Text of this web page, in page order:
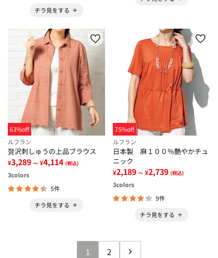
チラ見をする
63%off
ルフラン
贅沢刺しゅうの上品ブラウス
¥3,289 ～ ¥4,114 (税込)
3colors
5件
チラ見をする
75%off
ルフラン
日本製 麻１００％艶やかチュ
ニック
¥2,189 ～ ¥2,739 (税込)
3colors
9件
チラ見をする
1 2